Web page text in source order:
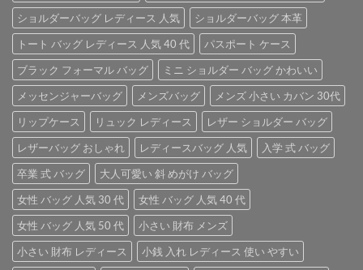
ショルダーバッグ レディース 人気
ショルダーバッグ 本革
トート バッグ レディース 人気 40 代
パスポート ケース
ブラック フォーマル バッグ
ミニ ショルダー バッグ かわいい
メッセンジャーバッグ
メンズバッグ
メンズ 小さい カバン 30代
リップケース
リュック レディース
レザー ショルダー バッグ
レザーバッグ おしゃれ
レディースバッグ 人気
入学 式 バッグ
卒業 式 バッグ
大人可愛い 斜 めがけ バッグ
女性 バッグ 人気 30 代
女性 バッグ 人気 40 代
女性 バッグ 人気 50 代
小さい 財布 メンズ
小さい 財布 レディース
小銭 入れ レディース 使い やすい